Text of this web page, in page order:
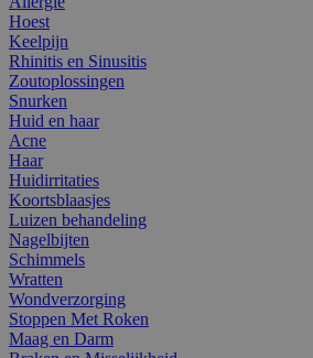
Hoest
Keelpijn
Rhinitis en Sinusitis
Zoutoplossingen
Snurken
Huid en haar
Acne
Haar
Huidirritaties
Koortsblaasjes
Luizen behandeling
Nagelbijten
Schimmels
Wratten
Wondverzorging
Stoppen Met Roken
Maag en Darm